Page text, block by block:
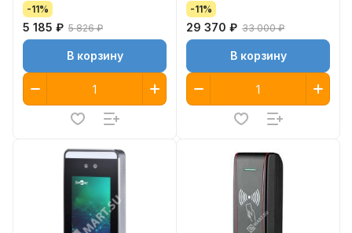
-11%
5 185 ₽ 5 826 ₽
В корзину
-11%
29 370 ₽ 33 000 ₽
В корзину